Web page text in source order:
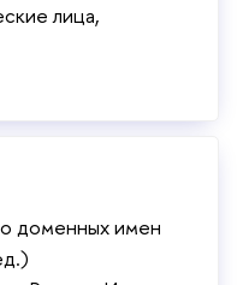
лица,
доменных имен